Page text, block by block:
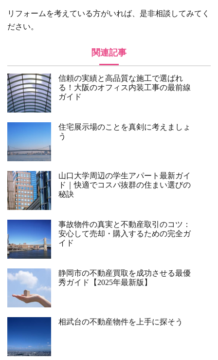
リフォームを考えている方がいれば、是非相談してみてく
ださい。
関連記事
信頼の実績と高品質な施工で選ばれ
る！大阪のオフィス内装工事の最前線
ガイド
住宅展示場のことを真剣に考えましょ
う
山口大学周辺の学生アパート最新ガイ
ド｜快適でコスパ抜群の住まい選びの
秘訣
事故物件の真実と不動産取引のコツ：
安心して売却・購入するための完全ガ
イド
静岡市の不動産買取を成功させる最優
秀ガイド【2025年最新版】
相武台の不動産物件を上手に探そう